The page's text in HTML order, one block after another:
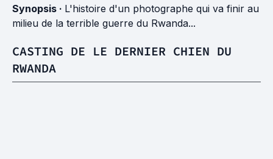
Synopsis · L'histoire d'un photographe qui va finir au
milieu de la terrible guerre du Rwanda...
CASTING DE LE DERNIER CHIEN DU
RWANDA